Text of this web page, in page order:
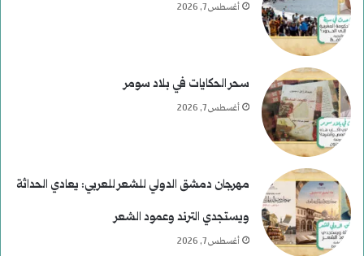
أغسطس 7, 2026
سحر الحكايات في بلاد سومر
أغسطس 7, 2026
مهرجان دمشق الدولي للشعر للعربي: يعادي الحداثة
ويستجدي الترند وعمود الشعر
أغسطس 7, 2026